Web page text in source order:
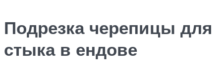
Подрезка черепицы для
стыка в ендове